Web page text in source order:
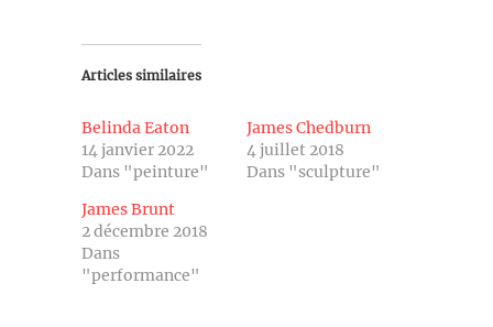
Articles similaires
Belinda Eaton
14 janvier 2022
Dans "peinture"
James Chedburn
4 juillet 2018
Dans "sculpture"
James Brunt
2 décembre 2018
Dans
"performance"